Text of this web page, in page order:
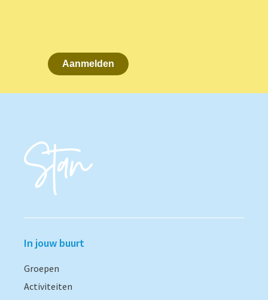
Aanmelden
In jouw buurt
Groepen
Activiteiten